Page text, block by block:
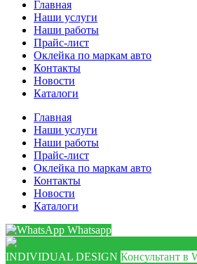
Главная
Наши услуги
Наши работы
Прайс-лист
Оклейка по маркам авто
Контакты
Новости
Каталоги
Главная
Наши услуги
Наши работы
Прайс-лист
Оклейка по маркам авто
Контакты
Новости
Каталоги
Whatsapp
INDIVIDUAL DESIGN Консультант в